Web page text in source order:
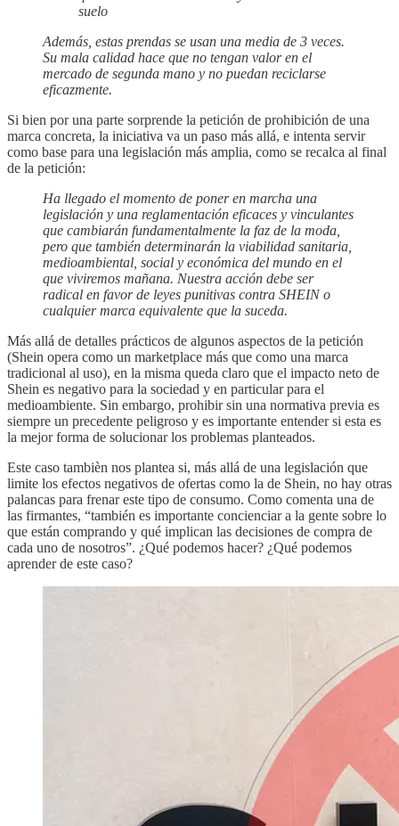
suelo
Además, estas prendas se usan una media de 3 veces.
Su mala calidad hace que no tengan valor en el
mercado de segunda mano y no puedan reciclarse
eficazmente.
Si bien por una parte sorprende la petición de prohibición de una
marca concreta, la iniciativa va un paso más allá, e intenta servir
como base para una legislación más amplia, como se recalca al final
de la petición:
Ha llegado el momento de poner en marcha una
legislación y una reglamentación eficaces y vinculantes
que cambiarán fundamentalmente la faz de la moda,
pero que también determinarán la viabilidad sanitaria,
medioambiental, social y económica del mundo en el
que viviremos mañana. Nuestra acción debe ser
radical en favor de leyes punitivas contra SHEIN o
cualquier marca equivalente que la suceda.
Más allá de detalles prácticos de algunos aspectos de la petición
(Shein opera como un marketplace más que como una marca
tradicional al uso), en la misma queda claro que el impacto neto de
Shein es negativo para la sociedad y en particular para el
medioambiente. Sin embargo, prohibir sin una normativa previa es
siempre un precedente peligroso y es importante entender si esta es
la mejor forma de solucionar los problemas planteados.
Este caso tambièn nos plantea si, más allá de una legislación que
limite los efectos negativos de ofertas como la de Shein, no hay otras
palancas para frenar este tipo de consumo. Como comenta una de
las firmantes, “también es importante concienciar a la gente sobre lo
que están comprando y qué implican las decisiones de compra de
cada uno de nosotros”. ¿Qué podemos hacer? ¿Qué podemos
aprender de este caso?